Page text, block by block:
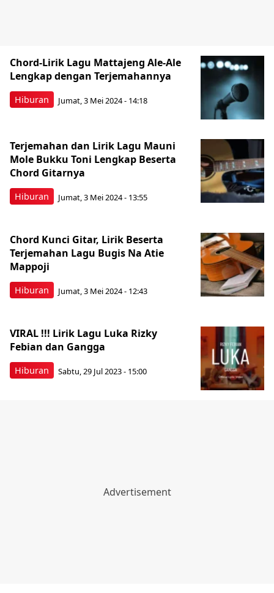
Hiburan
Chord-Lirik Lagu Mattajeng Ale-Ale
Lengkap dengan Terjemahannya
Jumat, 3 Mei 2024 - 14:18
Hiburan
Terjemahan dan Lirik Lagu Mauni
Mole Bukku Toni Lengkap Beserta
Chord Gitarnya
Jumat, 3 Mei 2024 - 13:55
Hiburan
Chord Kunci Gitar, Lirik Beserta
Terjemahan Lagu Bugis Na Atie
Mappoji
Jumat, 3 Mei 2024 - 12:43
Hiburan
VIRAL !!! Lirik Lagu Luka Rizky
Febian dan Gangga
Sabtu, 29 Jul 2023 - 15:00